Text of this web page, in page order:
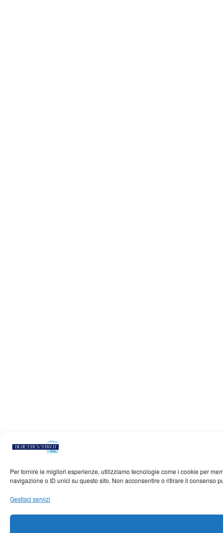
Per fornire le migliori esperienze, utilizziamo tecnologie come i cookie per
navigazione o ID unici su questo sito. Non acconsentire o ritirare il consenso
Gestisci servizi